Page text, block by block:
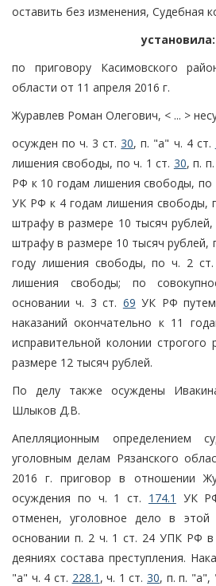
оставить без изменения, Судебная
установила:
по приговору Касимовского
области от 11 апреля 2016 г.
Журавлев Роман Олегович, < ... >
осужден по ч. 3 ст.30, п. "а" ч. 4 ст.
лишения свободы, по ч. 1 ст. 30, п.
РФ к 10 годам лишения свободы, по
УК РФ к 4 годам лишения свободы,
штрафу в размере 10 тысяч рублей,
штрафу в размере 10 тысяч рублей,
году лишения свободы, по ч. 2 ст.
лишения свободы; по
основании ч. 3 ст. 69 УК РФ путем
наказаний окончательно к 11
исправительной колонии
размере 12 тысяч рублей.
По делу также осуждены
Шлыков Д.В.
Апелляционным определением
уголовным делам Рязанского
2016 г. приговор в отношении
осуждения по ч. 1 ст. 174.1 УК
отменен, уголовное дело в этой
основании п. 2 ч. 1 ст. 24 УПК РФ в
деяниях состава преступления.
"а" ч. 4 ст. 228.1 , ч. 1 ст.30, п. п. "а",